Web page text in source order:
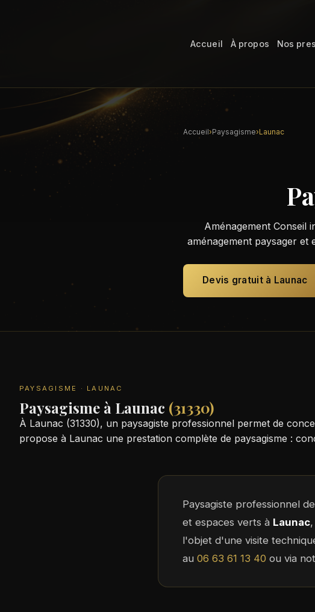
Accueil À propos Nos
Accueil›Paysagisme›Launac
Aménagement Conseil
aménagement paysager et
Devis gratuit à Launac
PAYSAGISME · LAUNAC
Paysagisme à Launac (31330)
À Launac (31330), un paysagiste professionnel permet de
propose à Launac une prestation complète de paysagisme :
Paysagiste professionnel
et espaces verts à Launac
l'objet d'une visite
au 06 63 61 13 40 ou via